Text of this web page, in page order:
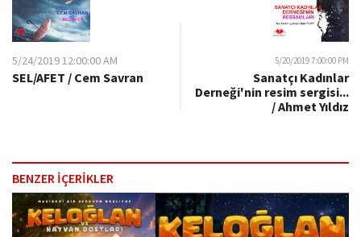
5/24/2019 12:00:00 AM
SEL/AFET / Cem Savran
5/20/2019 7:00:00 PM
Sanatçı Kadınlar
Derneği'nin resim sergisi...
/ Ahmet Yıldız
BENZER İÇERİKLER